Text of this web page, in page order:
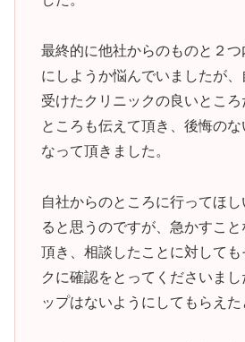
最終的に他社からのものと２
にしようか悩んでいましたが
受けたクリニックの良いとこ
ところも伝えて頂き、後悔の
なって頂きました。
自社からのところに行ってほ
ると思うのですが、急かすこ
頂き、相談したことに対して
クに確認をとってくださいま
ップはないようにしてもらえた